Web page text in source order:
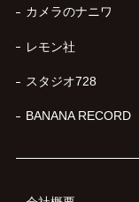
カメラのナニワ
レモン社
スタジオ728
BANANA RECORD